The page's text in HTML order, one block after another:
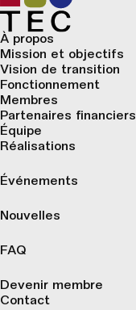
À propos
Mission et objectifs
Vision de transition
Fonctionnement
Membres
Partenaires financiers
Équipe
Réalisations
Événements
Nouvelles
FAQ
Devenir membre
Contact